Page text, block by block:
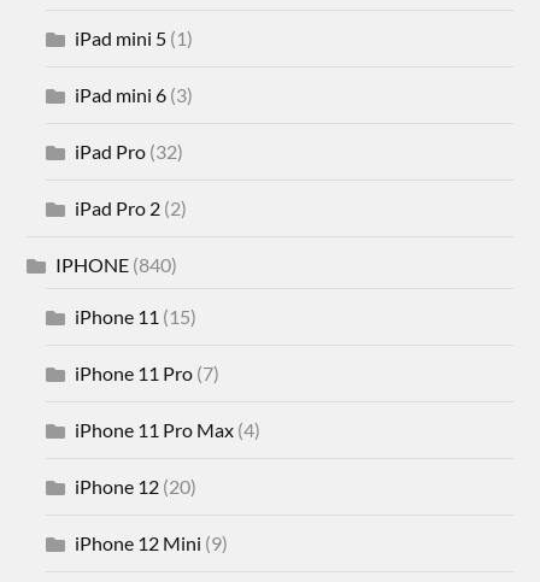
iPad mini 5 (1)
iPad mini 6 (3)
iPad Pro (32)
iPad Pro 2 (2)
IPHONE (840)
iPhone 11 (15)
iPhone 11 Pro (7)
iPhone 11 Pro Max (4)
iPhone 12 (20)
iPhone 12 Mini (9)